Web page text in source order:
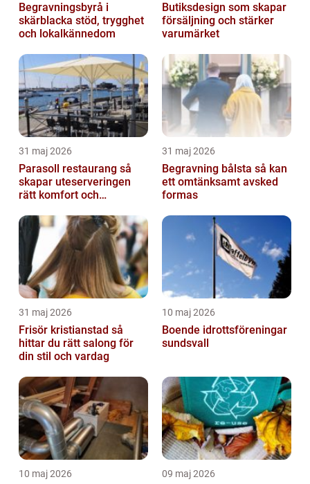
Begravningsbyrå i
skärblacka stöd, trygghet
och lokalkännedom
Butiksdesign som skapar
försäljning och stärker
varumärket
31 maj 2026
Parasoll restaurang så
skapar uteserveringen
rätt komfort och
31 maj 2026
Begravning bålsta så kan
ett omtänksamt avsked
formas
31 maj 2026
Frisör kristianstad så
hittar du rätt salong för
din stil och vardag
10 maj 2026
Boende idrottsföreningar
sundsvall
10 maj 2026 09 maj 2026